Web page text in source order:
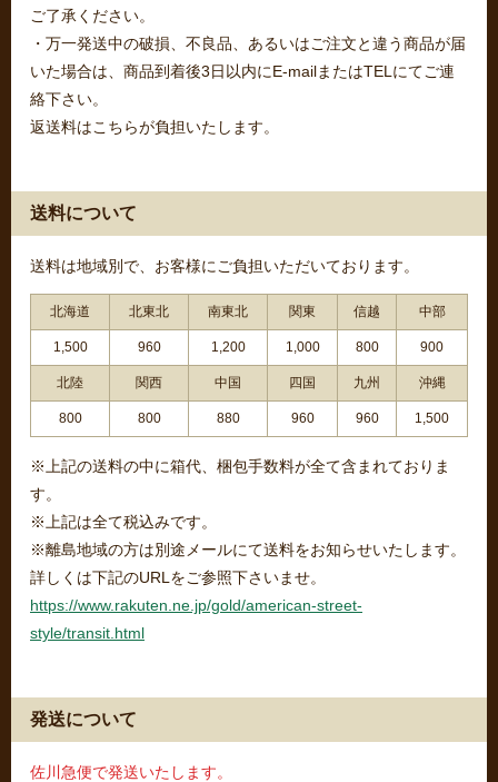
ご了承ください。
・万一発送中の破損、不良品、あるいはご注文と違う商品が届
いた場合は、商品到着後3日以内にE-mailまたはTELにてご連
絡下さい。
返送料はこちらが負担いたします。
送料について
送料は地域別で、お客様にご負担いただいております。
北海道 北東北 南東北 関東 信越 中部
1,500 960 1,200 1,000 800 900
北陸 関西 中国 四国 九州 沖縄
800 800 880 960 960 1,500
※上記の送料の中に箱代、梱包手数料が全て含まれておりま
す。
※上記は全て税込みです。
※離島地域の方は別途メールにて送料をお知らせいたします。
詳しくは下記のURLをご参照下さいませ。
https://www.rakuten.ne.jp/gold/american-street-
style/transit.html
発送について
佐川急便で発送いたします。